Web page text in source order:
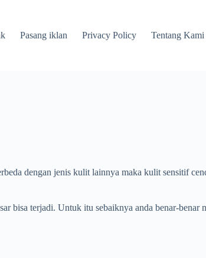
Pasang iklan Privacy Policy Tentang Kami
dengan jenis kulit lainnya maka kulit sensitif
bisa terjadi. Untuk itu sebaiknya anda benar-benar